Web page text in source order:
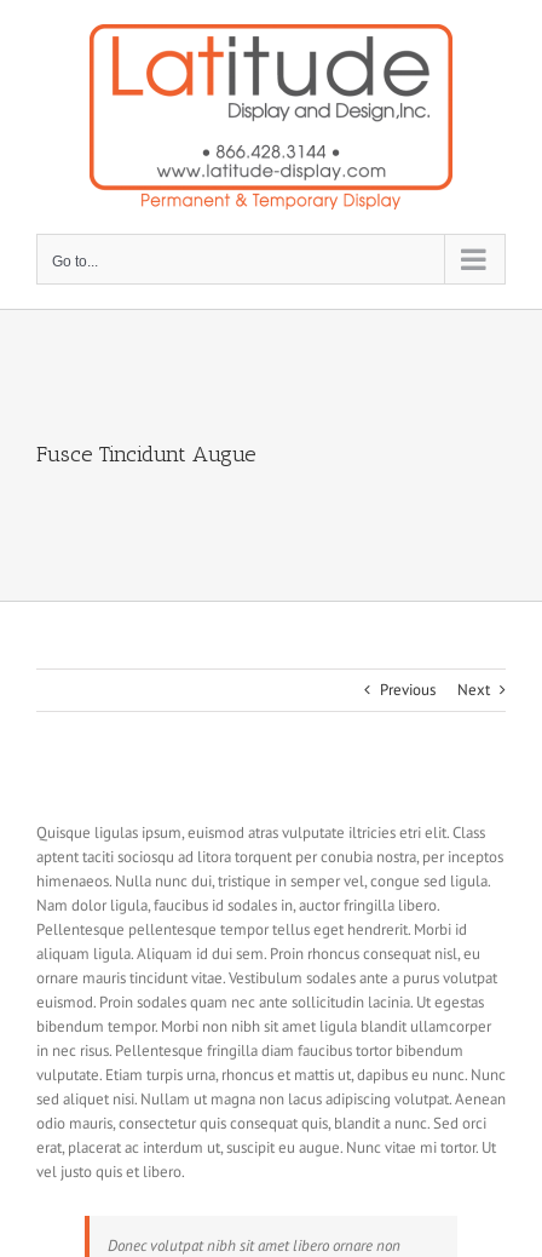
Go to...
Fusce Tincidunt Augue
Previous Next
Image
Quisque ligulas ipsum, euismod atras vulputate iltricies etri elit. Class
aptent taciti sociosqu ad litora torquent per conubia nostra, per inceptos
himenaeos. Nulla nunc dui, tristique in semper vel, congue sed ligula.
Nam dolor ligula, faucibus id sodales in, auctor fringilla libero.
Pellentesque pellentesque tempor tellus eget hendrerit. Morbi id
aliquam ligula. Aliquam id dui sem. Proin rhoncus consequat nisl, eu
ornare mauris tincidunt vitae. Vestibulum sodales ante a purus volutpat
euismod. Proin sodales quam nec ante sollicitudin lacinia. Ut egestas
bibendum tempor. Morbi non nibh sit amet ligula blandit ullamcorper
in nec risus. Pellentesque fringilla diam faucibus tortor bibendum
vulputate. Etiam turpis urna, rhoncus et mattis ut, dapibus eu nunc. Nunc
sed aliquet nisi. Nullam ut magna non lacus adipiscing volutpat. Aenean
odio mauris, consectetur quis consequat quis, blandit a nunc. Sed orci
erat, placerat ac interdum ut, suscipit eu augue. Nunc vitae mi tortor. Ut
vel justo quis et libero.
Donec volutpat nibh sit amet libero ornare non